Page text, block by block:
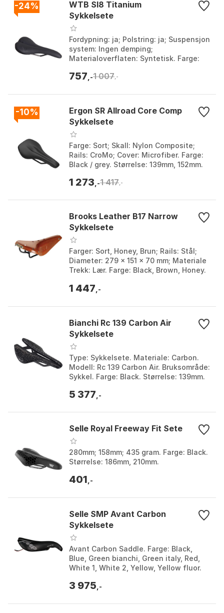
-24%
WTB Sl8 Titanium
Sykkelsete
Fordypning: ja; Polstring: ja; Suspensjon
system: Ingen demping;
Materialoverflaten: Syntetisk. Farge:
Størrelse: 127mm, 14...
757 ,-1 007,-
-10%
Ergon SR Allroad Core Comp
Sykkelsete
Farge: Sort; Skall: Nylon Composite;
Rails: CroMo; Cover: Microfiber. Farge:
Black / grey. Størrelse: 139mm, 152mm.
1 273 ,-1 417 ,-
Brooks Leather B17 Narrow
Sykkelsete
Farger: Sort, Honey, Brun; Rails: Stål;
Diameter: 279 x 151 x 70 mm; Materiale
Trekk: Lær. Farge: Black, Brown, Honey.
1 447 ,-
Bianchi Rc 139 Carbon Air
Sykkelsete
Type: Sykkelsete. Materiale: Carbon.
Modell: Rc 139 Carbon Air. Bruksområde:
Sykkel. Farge: Black. Størrelse: 139mm.
5 377 ,-
Selle Royal Freeway Fit Sete
280mm; 158mm; 435 gram. Farge: Black.
Størrelse: 186mm, 210mm.
401 ,-
Selle SMP Avant Carbon
Sykkelsete
Avant Carbon Saddle. Farge: Black,
Blue, Green bianchi, Green italy, Red,
White 1, White 2, Yellow, Yellow fluor.
3 975 ,-